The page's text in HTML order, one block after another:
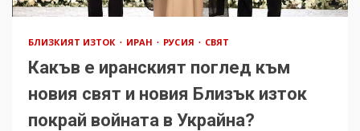
БЛИЗКИЯТ ИЗТОК ИРАН РУСИЯ СВЯТ
Какъв е иранският поглед към
новия свят и новия Близък изток
покрай войната в Украйна?